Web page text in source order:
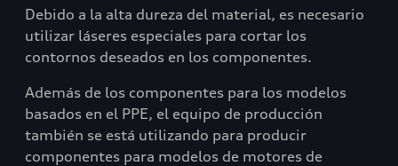
Debido a la alta dureza del material, es necesario
utilizar láseres especiales para cortar los
contornos deseados en los componentes.
Además de los componentes para los modelos
basados en el PPE, el equipo de producción
también se está utilizando para producir
componentes para modelos de motores de